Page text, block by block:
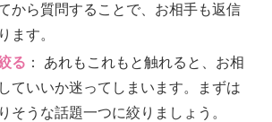
から質問することで、お相手も返信
ます。
る ： あれもこれもと触れると、お相
ていいか迷ってしまいます。まずは
そうな話題一つに絞りましょう。